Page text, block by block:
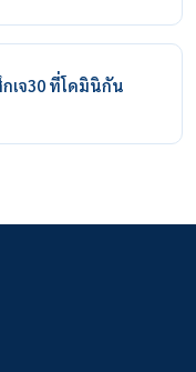
เจ30 ที่โดมินิกัน